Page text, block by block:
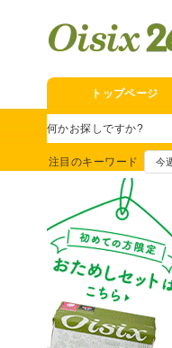
トップページ
注目のキーワード 今